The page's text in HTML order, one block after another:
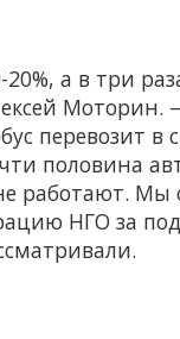
а в три
Моторин.
перевозит в
половина
работают. Мы
НГО за